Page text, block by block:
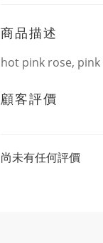
商品描述
hot pink rose,
顧客評價
尚未有任何評價